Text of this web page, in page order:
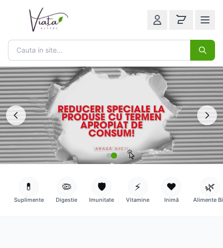
💊
Suplimente
🦠
Digestie
🛡️
Imunitate
⚡
Vitamine
❤️
Inimă
🌿
Alimente